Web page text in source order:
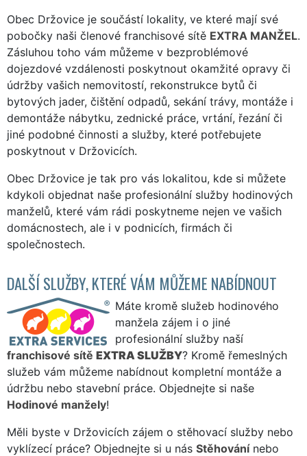
Obec Držovice je součástí lokality, ve které mají své
pobočky naši členové franchisové sítě EXTRA MANŽEL.
Zásluhou toho vám můžeme v bezproblémové
dojezdové vzdálenosti poskytnout okamžité opravy či
údržby vašich nemovitostí, rekonstrukce bytů či
bytových jader, čištění odpadů, sekání trávy, montáže i
demontáže nábytku, zednické práce, vrtání, řezání či
jiné podobné činnosti a služby, které potřebujete
poskytnout v Držovicích.
Obec Držovice je tak pro vás lokalitou, kde si můžete
kdykoli objednat naše profesionální služby hodinových
manželů, které vám rádi poskytneme nejen ve vašich
domácnostech, ale i v podnicích, firmách či
společnostech.
DALŠÍ SLUŽBY, KTERÉ VÁM MŮŽEME NABÍDNOUT
Máte kromě služeb hodinového
manžela zájem i o jiné
profesionální služby naší
franchisové sítě EXTRA SLUŽBY? Kromě řemeslných
služeb vám můžeme nabídnout kompletní montáže a
údržbu nebo stavební práce. Objednejte si naše
Hodinové manžely!
Měli byste v Držovicích zájem o stěhovací služby nebo
vyklízecí práce? Objednejte si u nás Stěhovánínebo